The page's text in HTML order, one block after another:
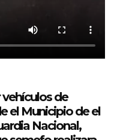
de
el Municipio de el
Nacional,